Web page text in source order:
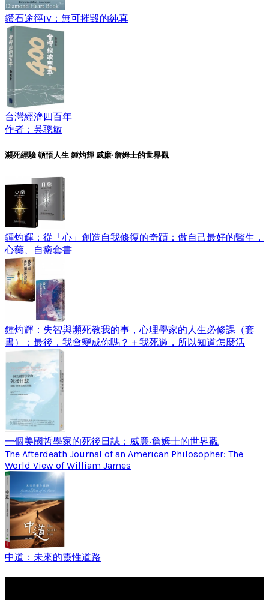
鑽石途徑IV：無可摧毀的純真
台灣經濟四百年
作者：吳聰敏
瀕死經驗 頓悟人生 鍾灼輝 威廉‧詹姆士的世界觀
鍾灼輝：從「心」創造自我修復的奇蹟：做自己最好的醫生，
心藥、自癒套書
鍾灼輝：失智與瀕死教我的事，心理學家的人生必修課（套
書）：最後，我會變成你嗎？＋我死過，所以知道怎麼活
一個美國哲學家的死後日誌：威廉‧詹姆士的世界觀
The Afterdeath Journal of an American Philosopher: The
World View of William James
中道：未來的靈性道路